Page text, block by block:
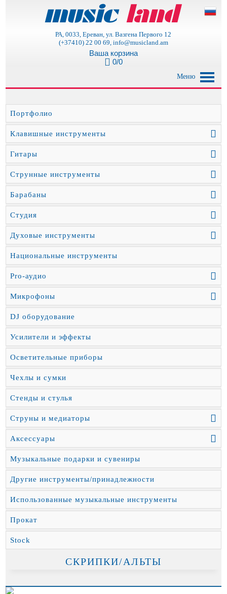
РА, 0033, Ереван, ул. Вазгена Первого 12
(+37410) 22 00 69, info@musicland.am
Ваша корзина
0/0
Меню
Портфолио
Клавишные инструменты
Гитары
Струнные инструменты
Барабаны
Студия
Духовые инструменты
Национальные инструменты
Pro-аудио
Микрофоны
DJ оборудование
Усилители и эффекты
Осветительные приборы
Чехлы и сумки
Стенды и стулья
Струны и медиаторы
Аксессуары
Музыкальные подарки и сувениры
Другие инструменты/принадлежности
Использованные музыкальные инструменты
Прокат
Stock
СКРИПКИ/АЛЬТЫ